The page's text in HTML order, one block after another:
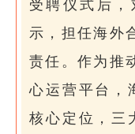
受聘仪式后
示，担任海外
责任。作为推
心运营平台，
核心定位，三